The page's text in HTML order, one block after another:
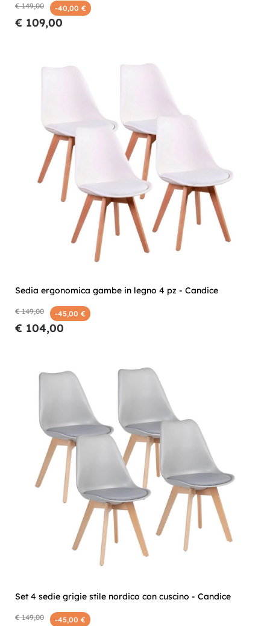
€ 149,00 -40,00 €
€ 109,00
Sedia ergonomica gambe in legno 4 pz - Candice
€ 149,00 -45,00 €
€ 104,00
Set 4 sedie grigie stile nordico con cuscino - Candice
€ 149,00 -45,00 €